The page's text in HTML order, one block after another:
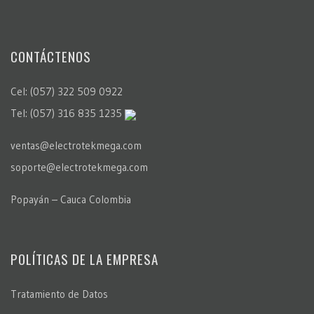
CONTÁCTENOS
Cel: (057) 322 509 0922
Tel: (057) 316 835 1235
ventas@electrotekmega.com
soporte@electrotekmega.com
Popayán – Cauca Colombia
POLÍTICAS DE LA EMPRESA
Tratamiento de Datos